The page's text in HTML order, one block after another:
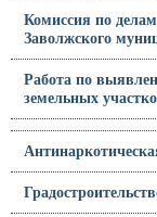
Комиссия по
Заволжского
Работа по
земельных